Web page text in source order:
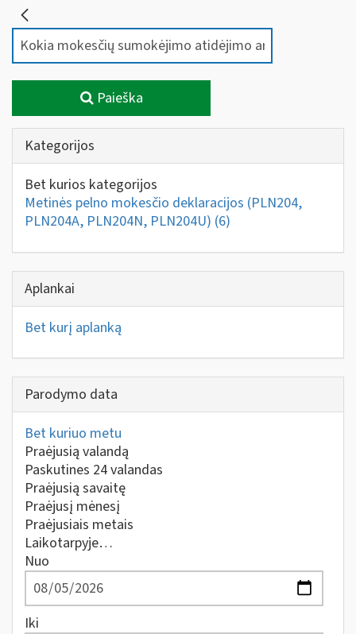
Paieška
Kategorijos
Bet kurios kategorijos
Metinės pelno mokesčio deklaracijos (PLN204,
PLN204A, PLN204N, PLN204U) (6)
Aplankai
Bet kurį aplanką
Parodymo data
Bet kuriuo metu
Praėjusią valandą
Paskutines 24 valandas
Praėjusią savaitę
Praėjusį mėnesį
Praėjusiais metais
Laikotarpyje…
Nuo
Iki